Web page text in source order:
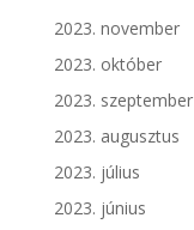
2023. november
2023. október
2023. szeptember
2023. augusztus
2023. július
2023. június